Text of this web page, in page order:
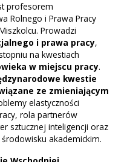
profesorem
Rolnego i Prawa Pracy
Prowadzi
i prawa pracy,
na kwestiach
w miejscu pracy.
kwestie
ze zmieniającym
elastyczności
rola partnerów
sztucznej inteligencji oraz
akademickim.